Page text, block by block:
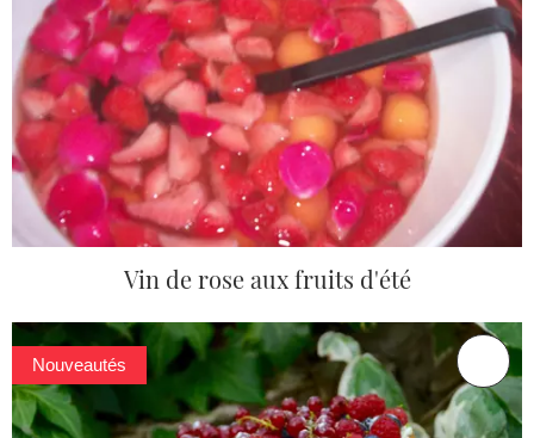
Vin de rose aux fruits d'été
Nouveautés